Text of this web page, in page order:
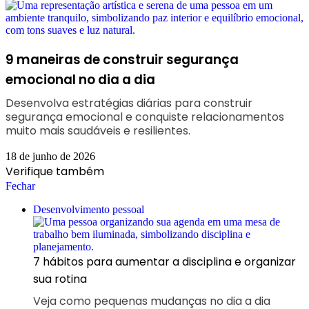
9 maneiras de construir segurança
emocional no dia a dia
Desenvolva estratégias diárias para construir
segurança emocional e conquiste relacionamentos
muito mais saudáveis e resilientes.
18 de junho de 2026
Verifique também
Fechar
Desenvolvimento pessoal
7 hábitos para aumentar a disciplina e organizar
sua rotina
Veja como pequenas mudanças no dia a dia